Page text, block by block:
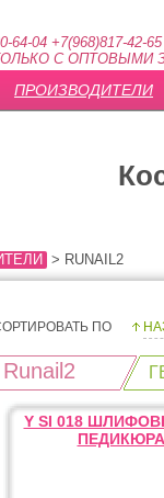
64-04 +7(968)817-42-65
С ОПТОВЫМИ
ПРОИЗВОДИТЕЛИ
> RUNAIL2
ПО
Runail2
Y SI 018
ПЕДИКЮРА